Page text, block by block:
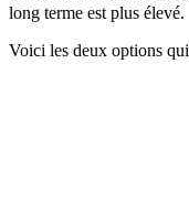
long terme est plus élevé.
Voici les deux options